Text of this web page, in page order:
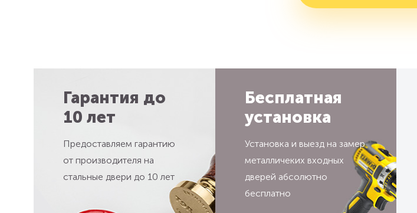
Гарантия до
10 лет
Предоставляем гарантию
от производителя на
стальные двери до 10 лет
Бесплатная
установка
Установка и выезд на замер
металличеких входных
дверей абсолютно
бесплатно